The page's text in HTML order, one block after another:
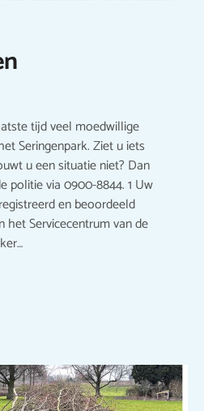
tijd veel moedwillige
Seringenpark. Ziet u iets
u een situatie niet? Dan
politie via 0900-8844. 1 Uw
en beoordeeld
het Servicecentrum van de